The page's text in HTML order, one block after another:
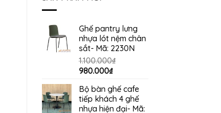
Ghế pantry lưng
nhựa lót nệm chân
sắt- Mã: 2230N
1.100.000₫
Giá
là:
1.100.000₫.
980.000₫Giá
tại
là:
Bộ bàn ghế cafe
tiếp khách 4 ghế
nhựa hiện đại- Mã: